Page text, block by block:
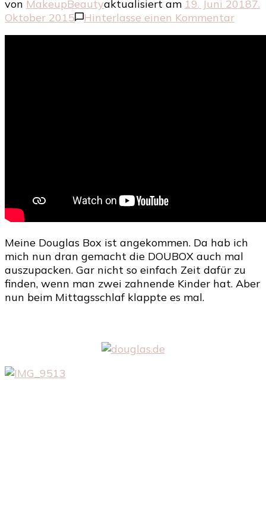
von MakeupBeautyaktualisiert am 19. Juni 20187.
Oktober 2015
Hinterlasse einen Kommentarzu
Meine Douglas Box ist angekommen. Da hab ich
mich nun dran gemacht die DOUBOX auch mal
auszupacken. Gar nicht so einfach Zeit dafür zu
finden, wenn man zwei zahnende Kinder hat. Aber
nun beim Mittagsschlaf klappte es mal.